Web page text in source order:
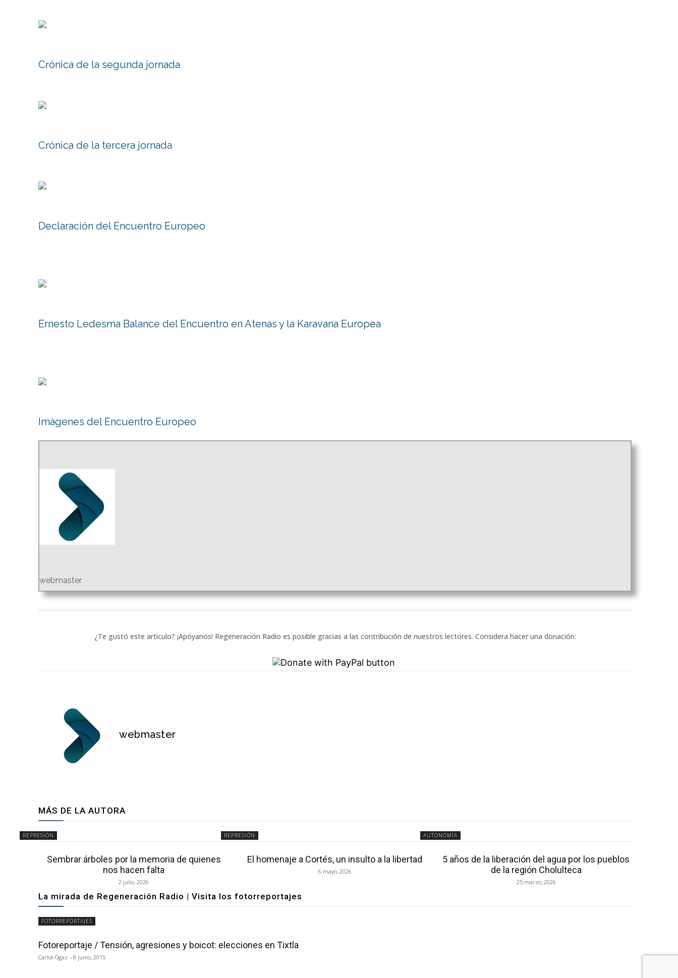
Crónica de la segunda jornada
Crónica de la tercera jornada
Declaración del Encuentro Europeo
Ernesto Ledesma Balance del Encuentro en Atenas y la Karavana Europea
Imágenes del Encuentro Europeo
webmaster
¿Te gustó este articulo? ¡Apóyanos! Regeneración Radio es posible gracias a las contribución de nuestros lectores. Considera hacer una donación:
webmaster
MÁS DE LA AUTORA
REPRESIÓN
Sembrar árboles por la memoria de quienes
nos hacen falta
2 julio, 2026
REPRESIÓN
El homenaje a Cortés, un insulto a la libertad
6 mayo, 2026
AUTONOMÍA
5 años de la liberación del agua por los pueblos
de la región Cholulteca
25 marzo, 2026
La mirada de Regeneración Radio | Visita los fotorreportajes
FOTORREPORTAJES
Fotoreportaje / Tensión, agresiones y boicot: elecciones en Tixtla
Carlos Ogaz - 8 junio, 2015